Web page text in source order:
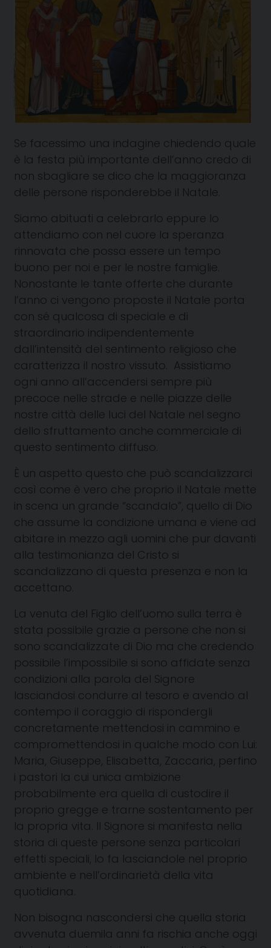
Se facessimo una indagine chiedendo quale
è la festa più importante dell’anno credo di
non sbagliare se dico che la maggioranza
delle persone risponderebbe il Natale.
Siamo abituati a celebrarlo eppure lo
attendiamo con nel cuore la speranza
rinnovata che possa essere un tempo
buono per noi e per le nostre famiglie.
Nonostante le tante offerte che durante
l’anno ci vengono proposte il Natale porta
con sé qualcosa di speciale e di
straordinario indipendentemente
dall’intensità del sentimento religioso che
caratterizza il nostro vissuto. Assistiamo
ogni anno all’accendersi sempre più
precoce nelle strade e nelle piazze delle
nostre città delle luci del Natale nel segno
dello sfruttamento anche commerciale di
questo sentimento diffuso.
È un aspetto questo che può scandalizzarci
così come è vero che proprio il Natale mette
in scena un grande “scandalo”, quello di Dio
che assume la condizione umana e viene ad
abitare in mezzo agli uomini che pur davanti
alla testimonianza del Cristo si
scandalizzano di questa presenza e non la
accettano.
La venuta del Figlio dell’uomo sulla terra è
stata possibile grazie a persone che non si
sono scandalizzate di Dio ma che credendo
possibile l’impossibile si sono affidate senza
condizioni alla parola del Signore
lasciandosi condurre al tesoro e avendo al
contempo il coraggio di rispondergli
concretamente mettendosi in cammino e
compromettendosi in qualche modo con Lui:
Maria, Giuseppe, Elisabetta, Zaccaria, perfino
i pastori la cui unica ambizione
probabilmente era quella di custodire il
proprio gregge e trarne sostentamento per
la propria vita. Il Signore si manifesta nella
storia di queste persone senza particolari
effetti speciali, lo fa lasciandole nel proprio
ambiente e nell’ordinarietà della vita
quotidiana.
Non bisogna nascondersi che quella storia
avvenuta duemila anni fa rischia anche oggi